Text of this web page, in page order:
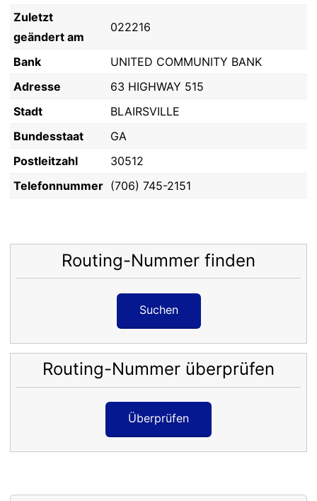
Zuletzt
geändert am
022216
Bank
UNITED COMMUNITY BANK
Adresse
63 HIGHWAY 515
Stadt
BLAIRSVILLE
Bundesstaat
GA
Postleitzahl
30512
Telefonnummer (706) 745-2151
Routing-Nummer finden
Suchen
Routing-Nummer überprüfen
Überprüfen